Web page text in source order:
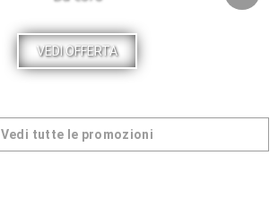
VEDI OFFERTA
Vedi tutte le promozioni